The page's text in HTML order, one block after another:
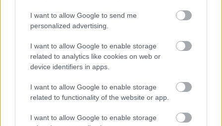
I want to allow Google to send me
personalized advertising.
I want to allow Google to enable storage
related to analytics like cookies on web or
device identifiers in apps.
I want to allow Google to enable storage
related to functionality of the website or app.
I want to allow Google to enable storage
annál közelebb kerülünk ahhoz, hogy ez többé ne
forduljon elő!
Címkék:mti szabó napraforgó ángyán